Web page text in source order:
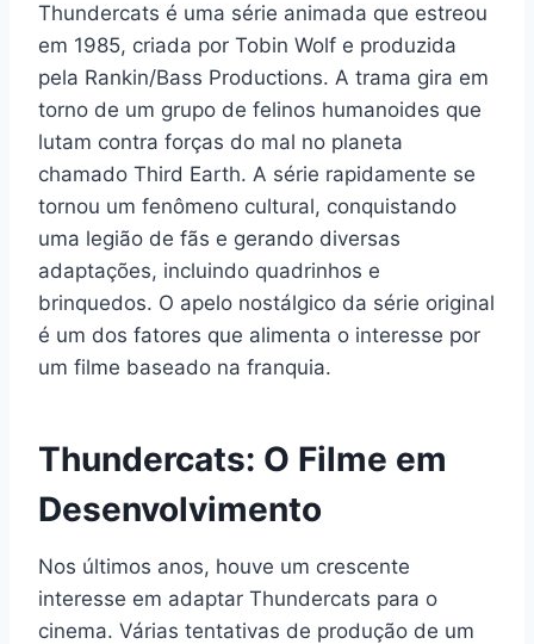
Thundercats é uma série animada que estreou
em 1985, criada por Tobin Wolf e produzida
pela Rankin/Bass Productions. A trama gira em
torno de um grupo de felinos humanoides que
lutam contra forças do mal no planeta
chamado Third Earth. A série rapidamente se
tornou um fenômeno cultural, conquistando
uma legião de fãs e gerando diversas
adaptações, incluindo quadrinhos e
brinquedos. O apelo nostálgico da série original
é um dos fatores que alimenta o interesse por
um filme baseado na franquia.
Thundercats: O Filme em
Desenvolvimento
Nos últimos anos, houve um crescente
interesse em adaptar Thundercats para o
cinema. Várias tentativas de produção de um